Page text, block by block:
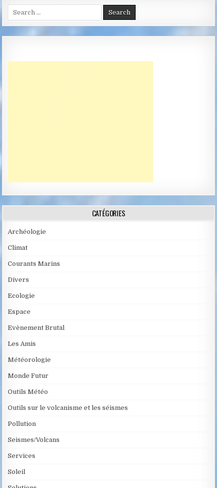
Search
for:
CATÉGORIES
Archéologie
Climat
Courants Marins
Divers
Ecologie
Espace
Evènement Brutal
Les Amis
Météorologie
Monde Futur
Outils Météo
Outils sur le volcanisme et les séismes
Pollution
Seismes/Volcans
Services
Soleil